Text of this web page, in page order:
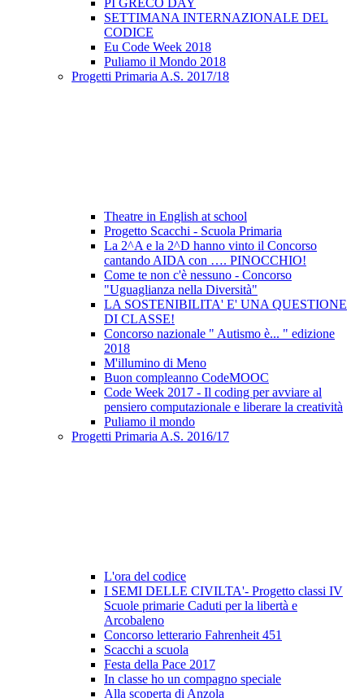
PI GRECO DAY
SETTIMANA INTERNAZIONALE DEL
CODICE
Eu Code Week 2018
Puliamo il Mondo 2018
Progetti Primaria A.S. 2017/18
Theatre in English at school
Progetto Scacchi - Scuola Primaria
La 2^A e la 2^D hanno vinto il Concorso
cantando AIDA con …. PINOCCHIO!
Come te non c'è nessuno - Concorso
"Uguaglianza nella Diversità"
LA SOSTENIBILITA' E' UNA QUESTIONE
DI CLASSE!
Concorso nazionale " Autismo è... " edizione
2018
M'illumino di Meno
Buon compleanno CodeMOOC
Code Week 2017 - Il coding per avviare al
pensiero computazionale e liberare la creatività
Puliamo il mondo
Progetti Primaria A.S. 2016/17
L'ora del codice
I SEMI DELLE CIVILTA'- Progetto classi IV
Scuole primarie Caduti per la libertà e
Arcobaleno
Concorso letterario Fahrenheit 451
Scacchi a scuola
Festa della Pace 2017
In classe ho un compagno speciale
Alla scoperta di Anzola